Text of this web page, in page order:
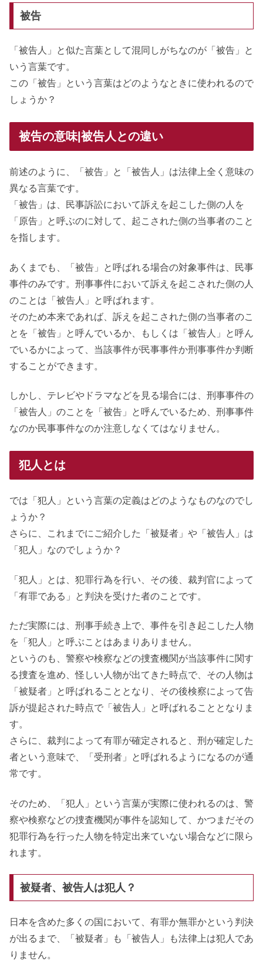
被告
「被告人」と似た言葉として混同しがちなのが「被告」と
いう言葉です。
この「被告」という言葉はどのようなときに使われるので
しょうか？
被告の意味|被告人との違い
前述のように、「被告」と「被告人」は法律上全く意味の
異なる言葉です。
「被告」は、民事訴訟において訴えを起こした側の人を
「原告」と呼ぶのに対して、起こされた側の当事者のこと
を指します。
あくまでも、「被告」と呼ばれる場合の対象事件は、民事
事件のみです。刑事事件において訴えを起こされた側の人
のことは「被告人」と呼ばれます。
そのため本来であれば、訴えを起こされた側の当事者のこ
とを「被告」と呼んでいるか、もしくは「被告人」と呼ん
でいるかによって、当該事件が民事事件か刑事事件か判断
することができます。
しかし、テレビやドラマなどを見る場合には、刑事事件の
「被告人」のことを「被告」と呼んでいるため、刑事事件
なのか民事事件なのか注意しなくてはなりません。
犯人とは
では「犯人」という言葉の定義はどのようなものなのでし
ょうか？
さらに、これまでにご紹介した「被疑者」や「被告人」は
「犯人」なのでしょうか？
「犯人」とは、犯罪行為を行い、その後、裁判官によって
「有罪である」と判決を受けた者のことです。
ただ実際には、刑事手続き上で、事件を引き起こした人物
を「犯人」と呼ぶことはあまりありません。
というのも、警察や検察などの捜査機関が当該事件に関す
る捜査を進め、怪しい人物が出てきた時点で、その人物は
「被疑者」と呼ばれることとなり、その後検察によって告
訴が提起された時点で「被告人」と呼ばれることとなりま
す。
さらに、裁判によって有罪が確定されると、刑が確定した
者という意味で、「受刑者」と呼ばれるようになるのが通
常です。
そのため、「犯人」という言葉が実際に使われるのは、警
察や検察などの捜査機関が事件を認知して、かつまだその
犯罪行為を行った人物を特定出来ていない場合などに限ら
れます。
被疑者、被告人は犯人？
日本を含めた多くの国において、有罪か無罪かという判決
が出るまで、「被疑者」も「被告人」も法律上は犯人であ
りません。